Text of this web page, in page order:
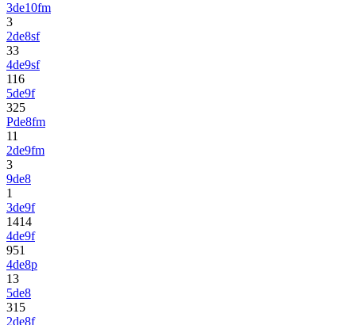
3de10fm
3
2de8sf
33
4de9sf
116
5de9f
325
Pde8fm
11
2de9fm
3
9de8
1
3de9f
1414
4de9f
951
4de8p
13
5de8
31 5
2de8f